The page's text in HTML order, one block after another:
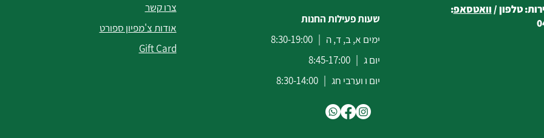
צרו קשר
אודות צ'מפיון ספורט
Gift Card
שעות פעילות החנות
ימים א, ב, ד, ה | 8:30-19:00
יום ג | 8:45-17:00
יום ו וערבי חג | 8:30-14:00
טלפון /וואטסאפ: